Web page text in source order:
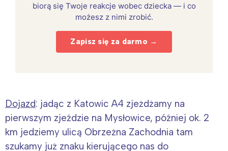
biorą się Twoje reakcje wobec dziecka — i co
możesz z nimi zrobić.
Zapisz się za darmo →
Dojazd: jadąc z Katowic A4 zjeżdżamy na
pierwszym zjeździe na Mysłowice, później ok. 2
km jedziemy ulicą Obrzeżna Zachodnia tam
szukamy już znaku kierującego nas do